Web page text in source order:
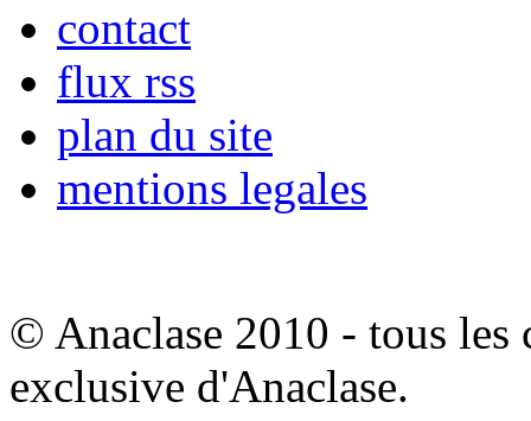
contact
flux rss
plan du site
mentions legales
© Anaclase 2010 - tous les
exclusive d'Anaclase.